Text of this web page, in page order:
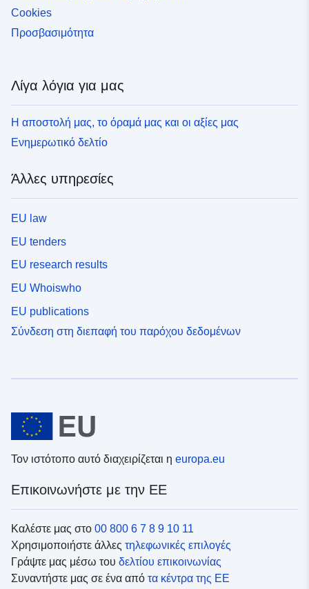
Cookies
Προσβασιμότητα
Λίγα λόγια για μας
Η αποστολή μας, το όραμά μας και οι αξίες μας
Ενημερωτικό δελτίο
Άλλες υπηρεσίες
EU law
EU tenders
EU research results
EU Whoiswho
EU publications
Σύνδεση στη διεπαφή του παρόχου δεδομένων
Τον ιστότοπο αυτό διαχειρίζεται η europa.eu
Επικοινωνήστε με την ΕΕ
Καλέστε μας στο 00 800 6 7 8 9 10 11
Χρησιμοποιήστε άλλες τηλεφωνικές επιλογές
Γράψτε μας μέσω του δελτίου επικοινωνίας
Συναντήστε μας σε ένα από τα κέντρα της ΕΕ